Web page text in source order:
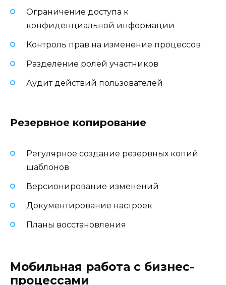
Ограничение доступа к
конфиденциальной информации
Контроль прав на изменение процессов
Разделение ролей участников
Аудит действий пользователей
Резервное копирование
Регулярное создание резервных копий
шаблонов
Версионирование изменений
Документирование настроек
Планы восстановления
Мобильная работа с бизнес-
процессами